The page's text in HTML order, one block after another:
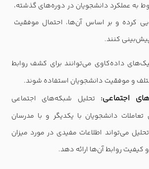
به عملکرد دانشجویان در دوره‌های گذشته،
کرده و بر اساس آن‌ها، احتمال موفقیت
کنند.
داده‌کاوی می‌توانند برای کشف روابط
و موفقیت دانشجویان استفاده شوند.
اجتماعی: تحلیل شبکه‌های اجتماعی
تعاملات دانشجویان با یکدیگر و با مدرسان
می‌تواند اطلاعات مفیدی در مورد میزان
روابط آن‌ها ارائه دهد.